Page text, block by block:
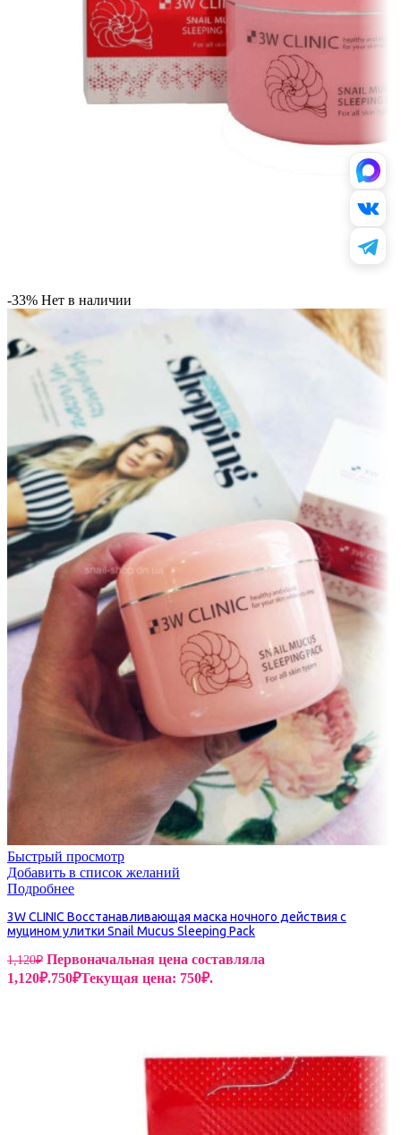
-33% Нет в наличии
Быстрый просмотр
Добавить в список желаний
Подробнее
3W CLINIC Восстанавливающая маска ночного действия с
муцином улитки Snail Mucus Sleeping Pack
1,120₽ Первоначальная цена составляла
1,120₽.750₽Текущая цена: 750₽.